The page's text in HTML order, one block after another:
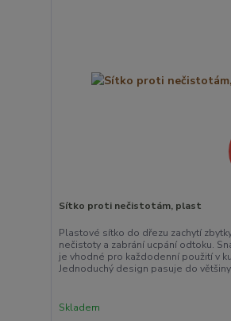
Sítko proti nečistotám, plast
Plastové sítko do dřezu zachytí
nečistoty a zabrání ucpání odtoku.
je vhodné pro každodenní použití v
Jednoduchý design pasuje do
Skladem